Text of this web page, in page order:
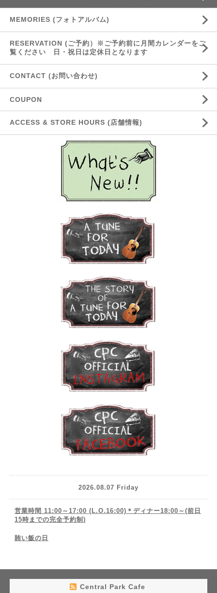
MEMORIES (フォトアルバム)
RESERVATION (ご予約）※ご予約前に月間カレンダーをご
覧ください 日・祝日は定休日となります
CONTACT (お問い合わせ)
COUPON
ACCESS & STORE HOURS (店舗情報)
2026.08.07 Friday
営業時間 11:00～17:00 (L.O.16:00)＊ディナー18:00～(前日
15時までの完全予約制)
賄い飯の日
Central Park Cafe